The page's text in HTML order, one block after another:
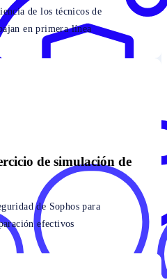
de los técnicos de
en primera línea
de simulación de
de Sophos para
efectivos